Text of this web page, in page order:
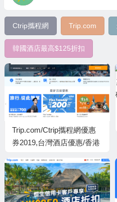
Ctrip攜程網 Trip.com
韓國酒店最高$125折扣
Trip.com/Ctrip攜程網優惠
券2019,台灣酒店優惠/香港
惠/中銀信用卡優惠